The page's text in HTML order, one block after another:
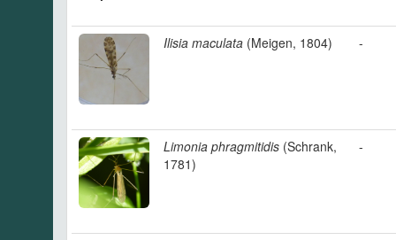
Ilisia maculata (Meigen, 1804) -
Limonia phragmitidis (Schrank,
1781)
-